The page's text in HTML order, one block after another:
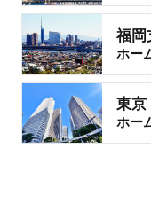
福岡
ホー
東京
ホー